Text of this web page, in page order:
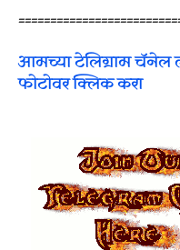
आमच्या टेलिग्राम चॅनेल
फोटोवर क्लिक करा